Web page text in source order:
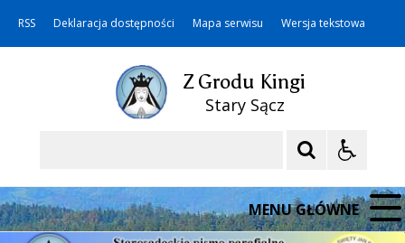
RSS Deklaracja dostępności Mapa serwisu Wersja tekstowa
Z Grodu Kingi
Stary Sącz
MENU GŁÓWNE